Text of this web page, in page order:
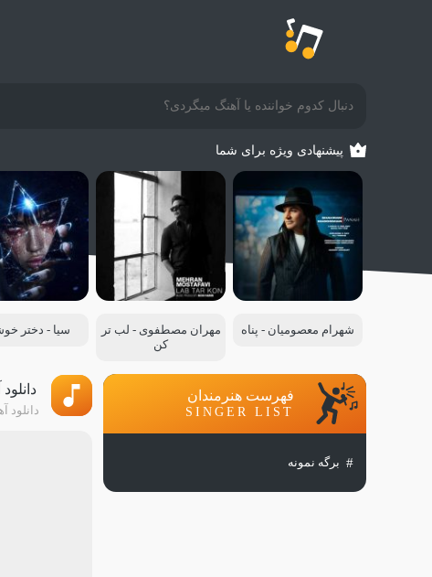
پیشنهادی ویژه برای شما
شهرام معصومیان - پناه
مهران مصطفوی - لب تر
کن
سیا - دختر
دانلود
دانلود
فهرست هنرمندان
SINGER LIST
برگه نمونه